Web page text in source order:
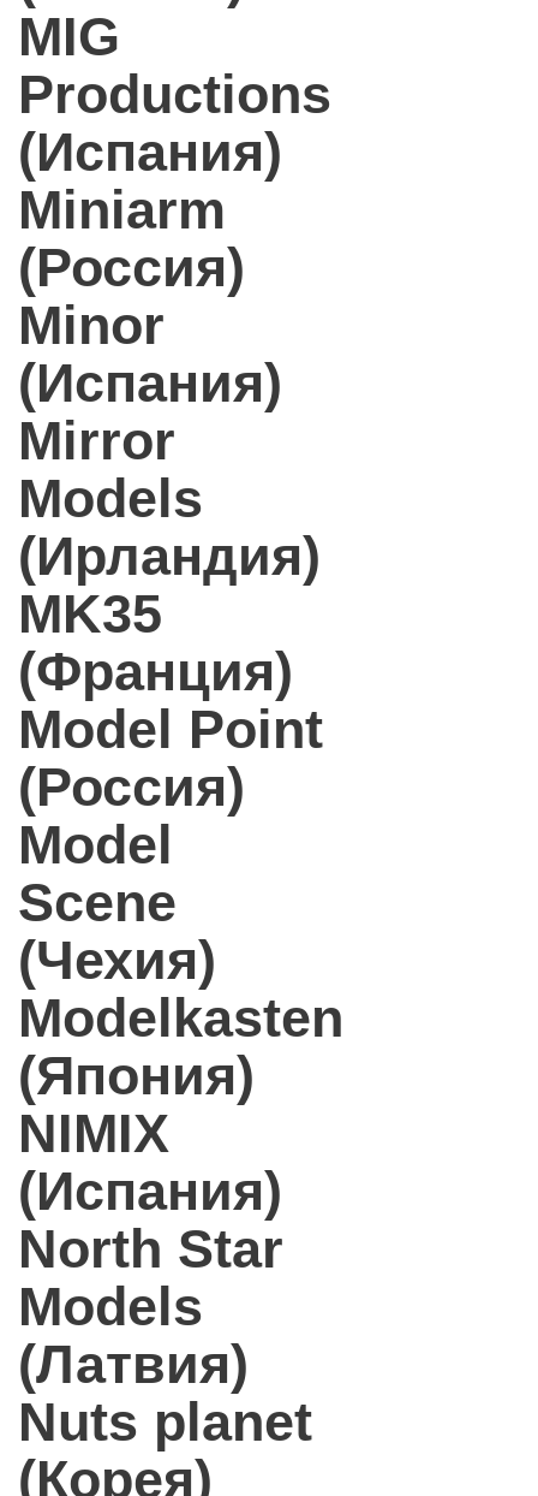
MIG
Productions
(Испания)
Miniarm
(Россия)
Minor
(Испания)
Mirror
Models
(Ирландия)
MK35
(Франция)
Model Point
(Россия)
Model
Scene
(Чехия)
Modelkasten
(Япония)
NIMIX
(Испания)
North Star
Models
(Латвия)
Nuts planet
(Корея)